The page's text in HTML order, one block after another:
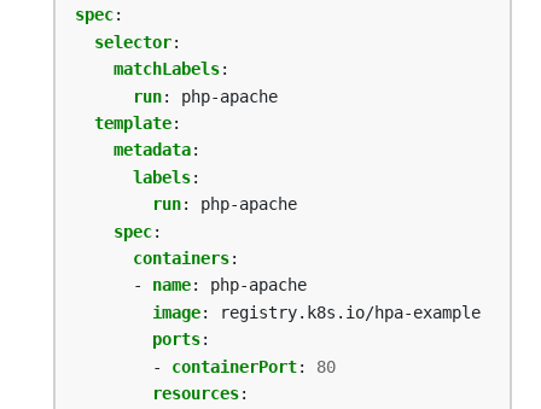
spec:
selector:
matchLabels:
run:
php-apache
template:
metadata:
labels:
run:
php-apache
spec:
containers:
- name:
php-apache
image:
registry.k8s.io/hpa-example
ports:
- containerPort:
80
resources: